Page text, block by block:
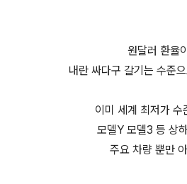
원달러 환율이
내란 싸다구 갈기는 수준
이미 세계 최저가 수
모델Y 모델3 등 상
주요 차량 뿐만